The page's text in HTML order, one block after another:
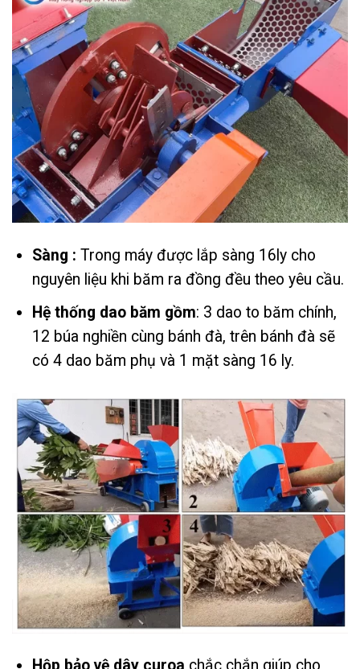
Sàng : Trong máy được lắp sàng 16ly cho
nguyên liệu khi băm ra đồng đều theo yêu cầu.
Hệ thống dao băm gồm: 3 dao to băm chính,
12 búa nghiền cùng bánh đà, trên bánh đà sẽ
có 4 dao băm phụ và 1 mặt sàng 16 ly.
Hộp bảo vệ dây curoa chắc chắn giúp cho